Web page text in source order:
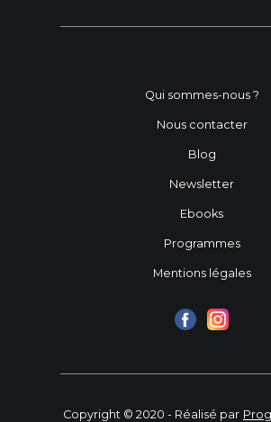
Qui sommes-nous ?
Nous contacter
Blog
Newsletter
Ebooks
Programmes
Mentions légales
Copyright © 2020 - Réalisé par